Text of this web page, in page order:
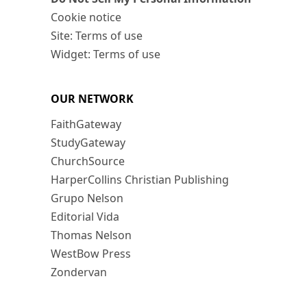
Cookie notice
Site: Terms of use
Widget: Terms of use
OUR NETWORK
FaithGateway
StudyGateway
ChurchSource
HarperCollins Christian Publishing
Grupo Nelson
Editorial Vida
Thomas Nelson
WestBow Press
Zondervan